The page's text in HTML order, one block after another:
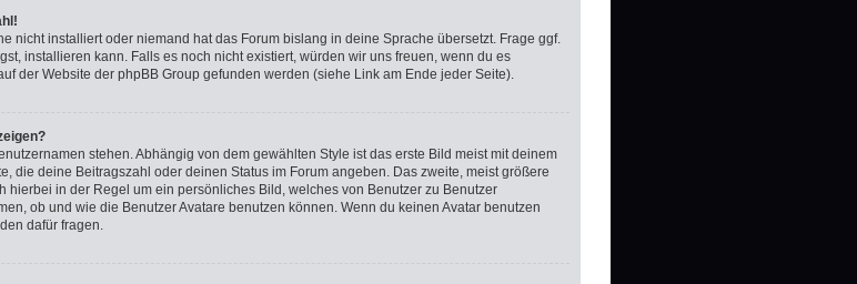
nicht installiert oder niemand hat das Forum bislang in deine Sprache übersetzt. Frage ggf.
installieren kann. Falls es noch nicht existiert, würden wir uns freuen, wenn du es
der Website der phpBB Group gefunden werden (siehe Link am Ende jeder Seite).
stehen. Abhängig von dem gewählten Style ist das erste Bild meist mit deinem
die deine Beitragszahl oder deinen Status im Forum angeben. Das zweite, meist größere
hierbei in der Regel um ein persönliches Bild, welches von Benutzer zu Benutzer
ob und wie die Benutzer Avatare benutzen können. Wenn du keinen Avatar benutzen
dafür fragen.